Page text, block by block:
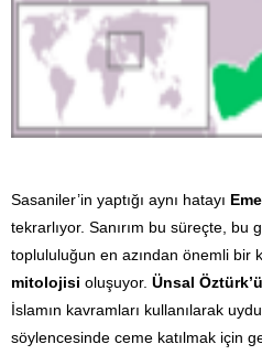
Sasaniler’in yaptığı aynı hatayı
tekrarlıyor. Sanırım bu süreçte, bu
toplululuğun en azından önemli bir
mitolojisi oluşuyor. Ünsal
İslamın kavramları kullanılarak
söylencesinde ceme katılmak için